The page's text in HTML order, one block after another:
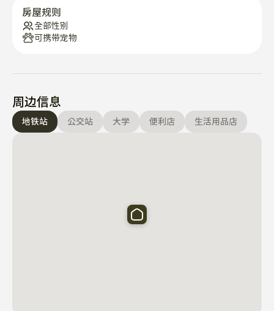
房屋规则
全部性别
可携带宠物
周边信息
地铁站 公交站 大学 便利店 生活用品店